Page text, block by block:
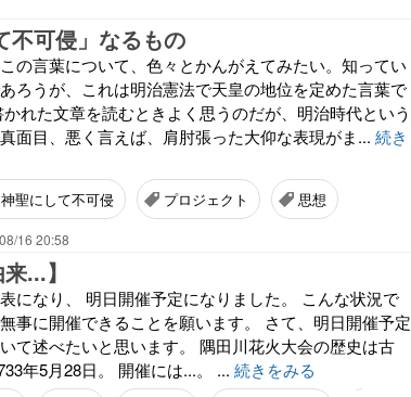
不可侵」なるもの
の言葉について、色々とかんがえてみたい。知ってい
ろうが、これは明治憲法で天皇の地位を定めた言葉で
れた文章を読むときよく思うのだが、明治時代という
面目、悪く言えば、肩肘張った大仰な表現がま... 続き
神聖にして不可侵 プロジェクト 思想
16 20:58
...】
になり、 明日開催予定になりました。 こんな状況で
事に開催できることを願います。 さて、明日開催予定
て述べたいと思います。 隅田川花火大会の歴史は古
年5月28日。 開催には...。 ... 続きをみる